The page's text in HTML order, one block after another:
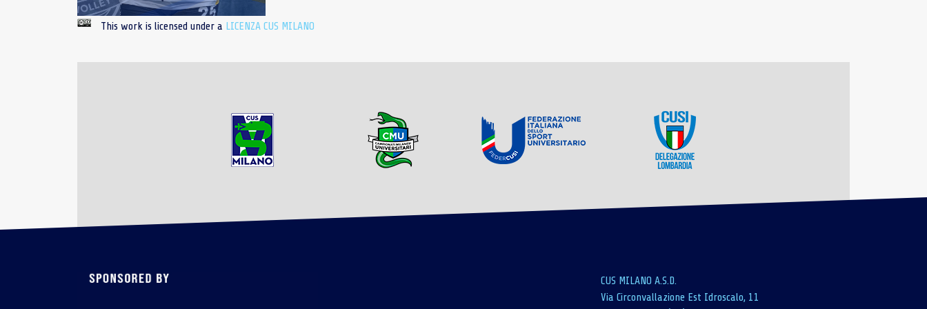
This work is licensed under a LICENZA CUS MILANO
CUS MILANO A.S.D.
Via Circonvallazione Est Idroscalo, 11